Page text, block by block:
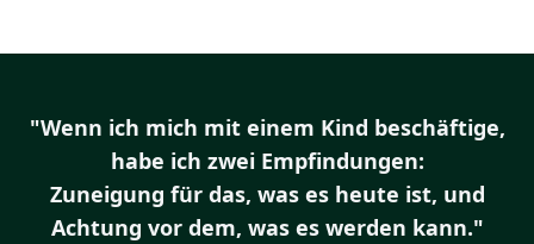
"Wenn ich mich mit einem Kind beschäftige,
habe ich zwei Empfindungen:
Zuneigung für das, was es heute ist, und
Achtung vor dem, was es werden kann."